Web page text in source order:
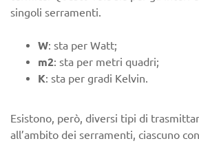
singoli serramenti.
W: sta per Watt;
m2: sta per metri quadri;
K: sta per gradi Kelvin.
Esistono, però, diversi tipi di
all’ambito dei serramenti, ciascuno